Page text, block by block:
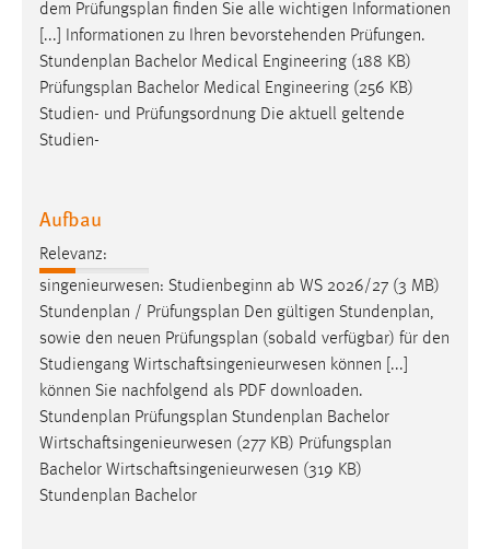
dem Prüfungsplan finden Sie alle wichtigen Informationen
[...] Informationen zu Ihren bevorstehenden Prüfungen.
Stundenplan Bachelor Medical Engineering (188 KB)
Prüfungsplan Bachelor Medical Engineering (256 KB)
Studien- und Prüfungsordnung Die aktuell geltende
Studien-
Aufbau
Relevanz:
singenieurwesen: Studienbeginn ab WS 2026/27 (3 MB)
Stundenplan / Prüfungsplan Den gültigen Stundenplan,
sowie den neuen Prüfungsplan (sobald verfügbar) für den
Studiengang Wirtschaftsingenieurwesen können [...]
können Sie nachfolgend als PDF downloaden.
Stundenplan Prüfungsplan Stundenplan Bachelor
Wirtschaftsingenieurwesen (277 KB) Prüfungsplan
Bachelor Wirtschaftsingenieurwesen (319 KB)
Stundenplan Bachelor
Name:
MibewSessionID, MIBEW_UserID, mibew_locale, mibew-
chat-frame-style-5e9dbeb1811c0446
Zweck:
5e9dbeb1811c0446 = Sitzungslaufzeit, mibew_locale = 3
Login
Name:
fe_user, be_user, be_lastLoginProvider
Zweck:
Dieser Cookie ist notwendig um sich an der Website
einloggen zu können.
Cookie Laufzeit: